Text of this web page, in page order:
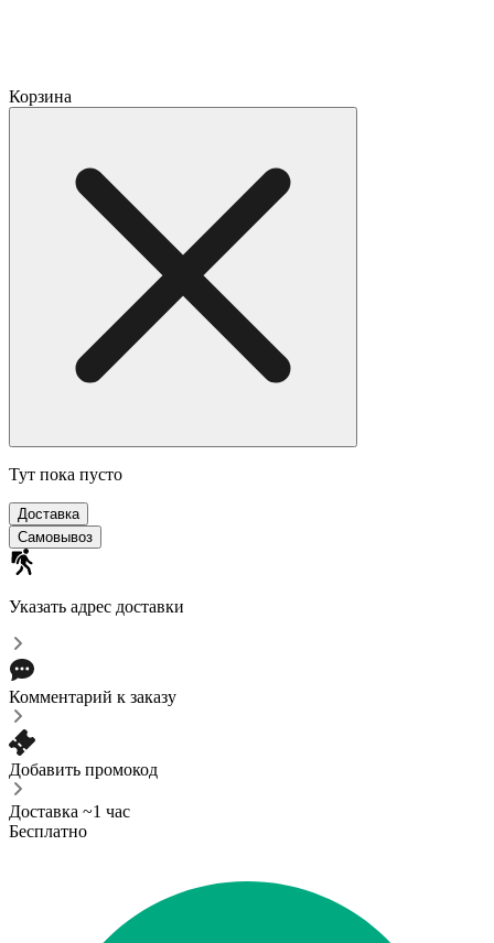
Корзина
Тут пока пусто
Доставка
Самовывоз
Указать адрес доставки
Комментарий к заказу
Добавить промокод
Доставка ~1 час
Бесплатно